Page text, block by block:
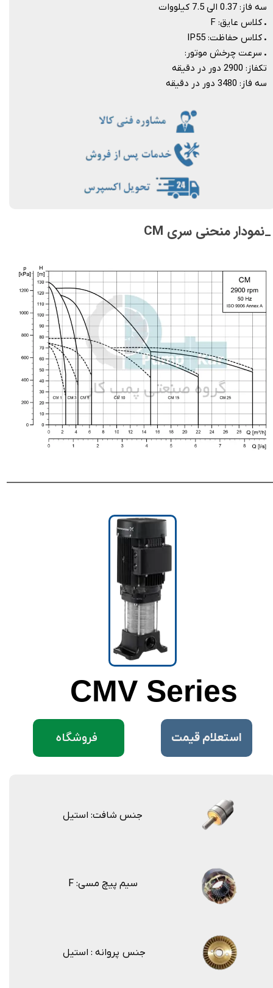
سه فاز: 0.37 الی 7.5 کیلووات
. کلاس عایق: F
. کلاس حفاظت: IP55
. سرعت چرخش موتور:
تکفاز: 2900 دور در دقیقه
سه فاز: 3480 دور در دقیقه​​​​​​​
_نمودار منحنی سری CM
جنس شافت: استیل
F :سیم پیچ مسی
جنس پروانه : استیل
CMV Series
فروشگاه ​استعلام قیمت